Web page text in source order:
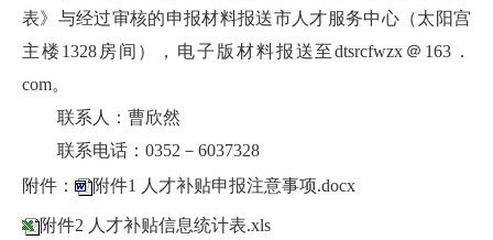
表》与经过审核的申报材料报送市人才服务中心（太阳宫
主楼1328房间），电子版材料报送至dtsrcfwzx＠163．
com。
联系人：曹欣然
联系电话：0352－6037328
附件：
附件1 人才补贴申报注意事项.docx
附件2 人才补贴信息统计表.xls